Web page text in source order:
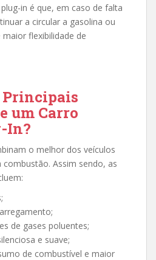
in é que, em caso de falta
a circular a gasolina ou
flexibilidade de
Principais
um Carro
In?
o melhor dos veículos
Assim sendo, as
de gases poluentes;
e suave;
de combustível e maior